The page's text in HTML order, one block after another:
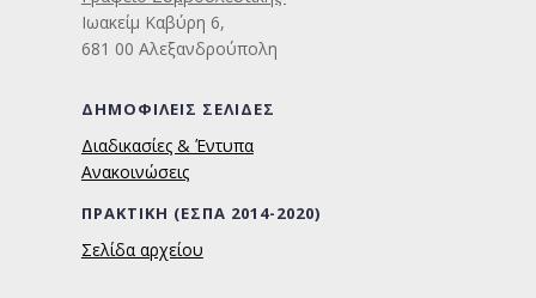
Ιωακείμ Καβύρη 6,
681 00 Αλεξανδρούπολη
ΔΗΜΟΦΙΛΕΙΣ ΣΕΛΙΔΕΣ
Διαδικασίες & Έντυπα
Ανακοινώσεις
ΠΡΑΚΤΙΚΗ (ΕΣΠΑ 2014-2020)
Σελίδα αρχείου